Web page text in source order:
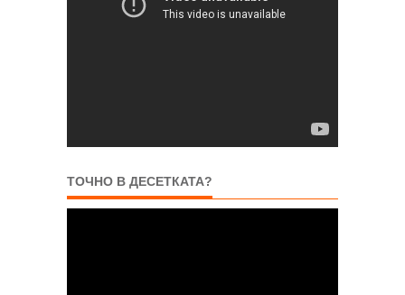
ТОЧНО В ДЕСЕТКАТА?